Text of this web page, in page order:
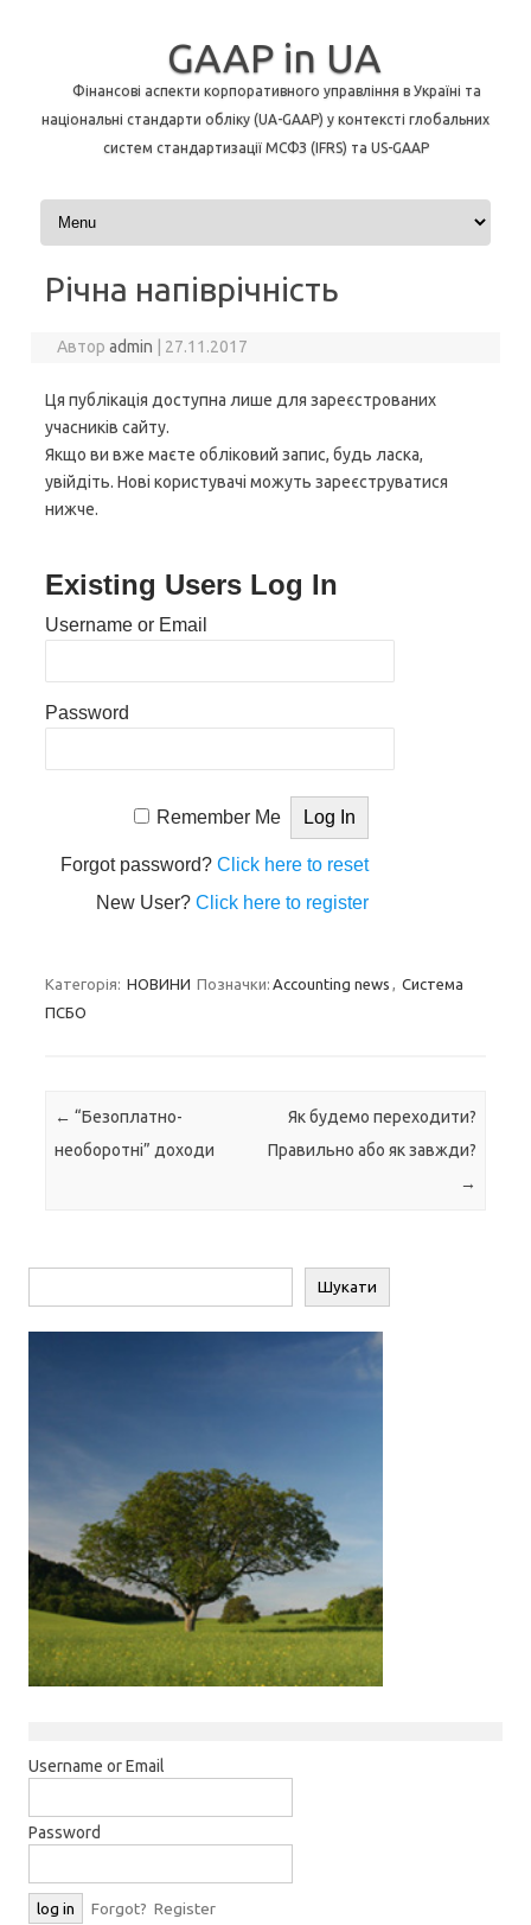
GAAP in UA
Фінансові аспекти корпоративного управління в Україні та
національні стандарти обліку (UA-GAAP) у контексті глобальних
систем стандартизації МСФЗ (IFRS) та US-GAAP
Перейти до контенту
Річна напіврічність
Авторadmin 27.11.2017
Ця публікація доступна лише для зареєстрованих
учасників сайту.
Якщо ви вже маєте обліковий запис, будь ласка,
увійдіть. Нові користувачі можуть зареєструватися
нижче.
Existing Users Log In
Username or Email
Password
Remember Me
Forgot password?Click here to reset
New User?Click here to register
Категорія: НОВИНИ Позначки: Accounting news , Система
ПСБО
Навігація по запису
← “Безоплатно-
необоротні” доходи
Як будемо переходити?
Правильно або як завжди?
→
Шукати
Username or Email
Password
Forgot? Register